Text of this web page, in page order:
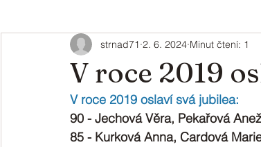
V roce 2019
strnad71 2. 6. 2024 Minut čtení: 1
V roce 2019 oslaví svá jubilea:
90 - Jechová Věra, Pekařová
85 - Kurková Anna, Cardová